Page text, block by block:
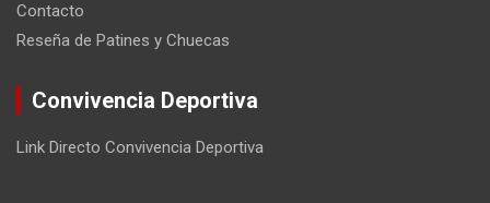
Contacto
Reseña de Patines y Chuecas
Convivencia Deportiva
Link Directo Convivencia Deportiva